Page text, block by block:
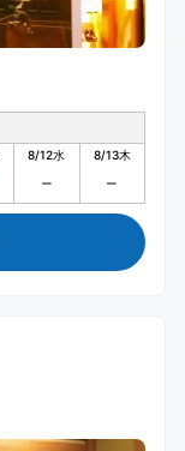
8/12水 8/13木